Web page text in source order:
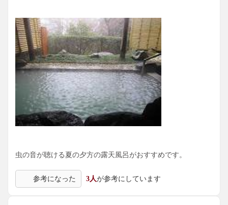
虫の音が聴ける夏の夕方の露天風呂がおすすめです。
参考になった 3人が参考にしています